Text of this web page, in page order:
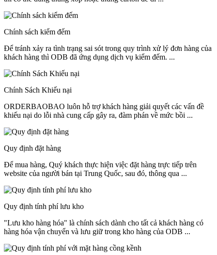
Chính sách kiểm đếm
Để tránh xảy ra tình trạng sai sót trong quy trình xử lý đơn hàng của
khách hàng thì ODB đã ứng dụng dịch vụ kiểm đếm. ...
Chính Sách Khiếu nại
ORDERBAOBAO luôn hỗ trợ khách hàng giải quyết các vấn đề
khiếu nại do lỗi nhà cung cấp gây ra, đàm phán về mức bồi ...
Quy định đặt hàng
Để mua hàng, Quý khách thực hiện việc đặt hàng trực tiếp trên
website của người bán tại Trung Quốc, sau đó, thông qua ...
Quy định tính phí lưu kho
"Lưu kho hàng hóa" là chính sách dành cho tất cả khách hàng có
hàng hóa vận chuyển và lưu giữ trong kho hàng của ODB ...